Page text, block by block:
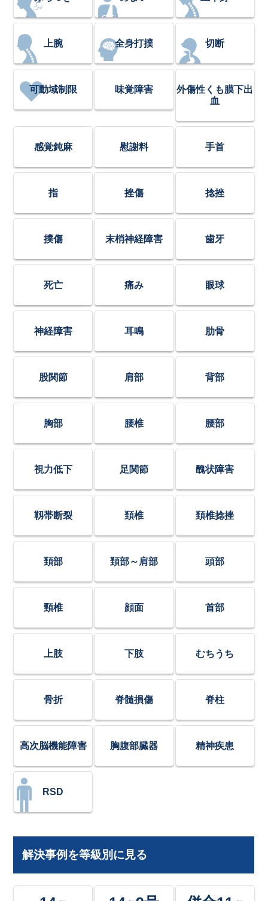
上腕 全身打撲 切断
可動域制限 味覚障害
外傷性くも膜下出
血
感覚鈍麻 慰謝料 手首
指 挫傷 捻挫
撲傷 末梢神経障害 歯牙
死亡 痛み 眼球
神経障害 耳鳴 肋骨
股関節 肩部 背部
胸部 腰椎 腰部
視力低下 足関節 醜状障害
靱帯断裂 頚椎 頚椎捻挫
頚部 頚部～肩部 頭部
頸椎 顔面 首部
上肢 下肢 むちうち
骨折 脊髄損傷 脊柱
高次脳機能障害 胸腹部臓器 精神疾患
RSD
解決事例を等級別に見る